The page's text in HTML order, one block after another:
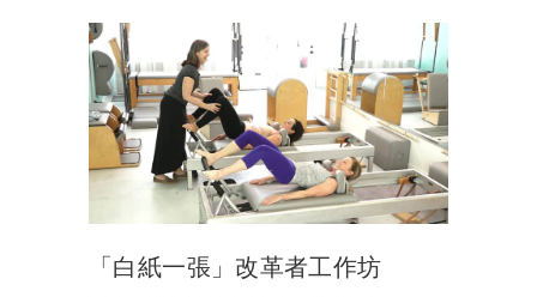
「白紙一張」改革者工作坊